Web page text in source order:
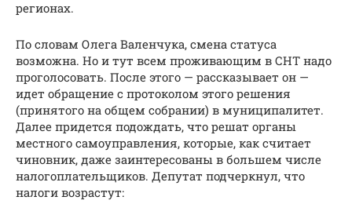
регионах.
По словам Олега Валенчука, смена статуса
возможна. Но и тут всем проживающим в СНТ надо
проголосовать. После этого — рассказывает он —
идет обращение с протоколом этого решения
(принятого на общем собрании) в муниципалитет.
Далее придется подождать, что решат органы
местного самоуправления, которые, как считает
чиновник, даже заинтересованы в большем числе
налогоплательщиков. Депутат подчеркнул, что
налоги возрастут: